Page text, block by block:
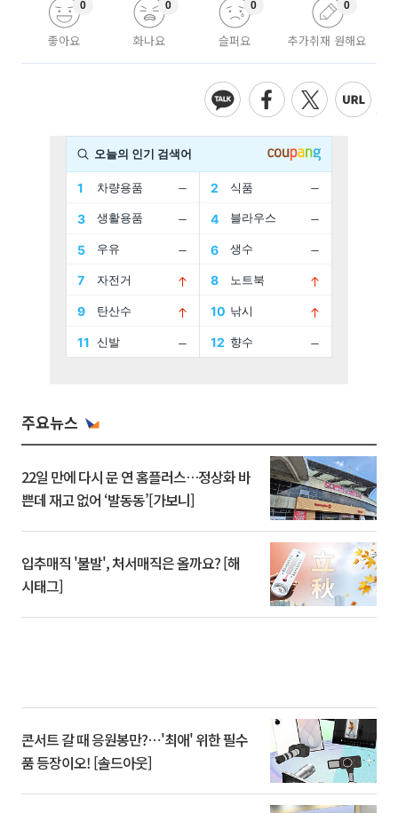
좋아요
0
화나요
0
슬퍼요
0
추가취재 원해요
0
주요뉴스
22일 만에 다시 문 연 홈플러스…정상화 바
쁜데 재고 없어 ‘발동동’[가보니]
입추매직 '불발', 처서매직은 올까요? [해
시태그]
콘서트 갈 때 응원봉만?⋯'최애' 위한 필수
품 등장이오! [솔드아웃]